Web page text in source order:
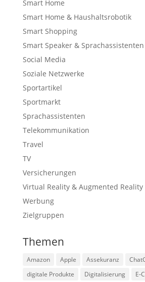
Smart Home
Smart Home & Haushaltsrobotik
Smart Shopping
Smart Speaker & Sprachassistenten
Social Media
Soziale Netzwerke
Sportartikel
Sportmarkt
Sprachassistenten
Telekommunikation
Travel
TV
Versicherungen
Virtual Reality & Augmented Reality
Werbung
Zielgruppen
Themen
Amazon Apple Assekuranz
digitale Produkte
Digitalisierung
E-